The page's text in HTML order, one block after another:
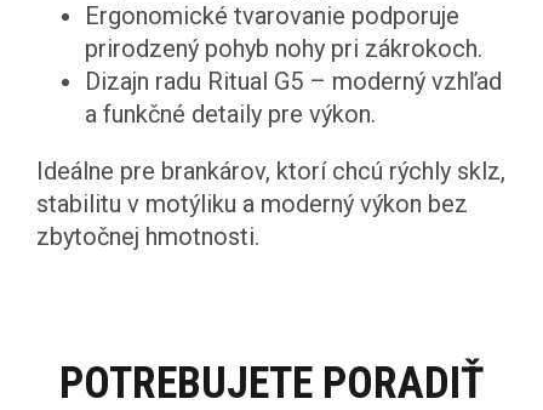
Ergonomické tvarovanie podporuje
prirodzený pohyb nohy pri zákrokoch.
Dizajn radu Ritual G5 – moderný vzhľad
a funkčné detaily pre výkon.
Ideálne pre brankárov, ktorí chcú rýchly sklz,
stabilitu v motýliku a moderný výkon bez
zbytočnej hmotnosti.
POTREBUJETE PORADIŤ